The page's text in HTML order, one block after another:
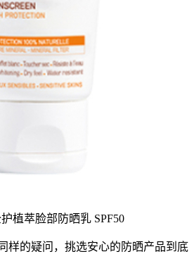
萃脸部防晒乳 SPF50
的疑问，挑选安心的防晒产品到底